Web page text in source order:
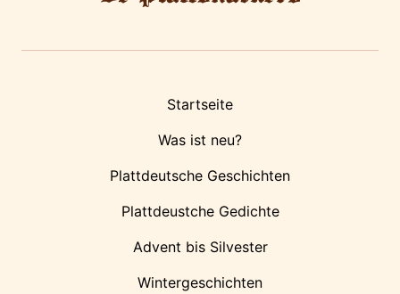
Startseite
Was ist neu?
Plattdeutsche Geschichten
Plattdeustche Gedichte
Advent bis Silvester
Wintergeschichten